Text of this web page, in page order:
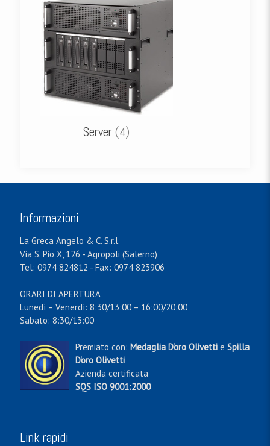
Server(4)
Informazioni
La Greca Angelo & C. S.r.l.
Via S. Pio X, 126 - Agropoli (Salerno)
Tel: 0974 824812 - Fax: 0974 823906
ORARI DI APERTURA
Lunedì – Venerdì: 8:30/13:00 – 16:00/20:00
Sabato: 8:30/13:00
Premiato con: Medaglia D'oro Olivetti e Spilla
D'oro Olivetti
Azienda certificata
SQS ISO 9001:2000
Link rapidi